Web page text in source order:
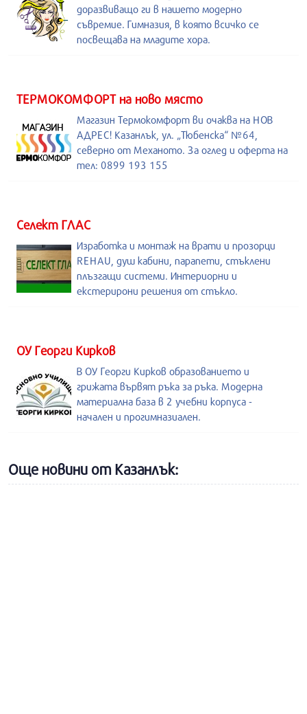
доразвиващо ги в нашето модерно
съвремие. Гимназия, в която всичко се
посвещава на младите хора.
ТЕРМОКОМФОРТ на ново място
Магазин Термокомфорт ви очаква на НОВ
АДРЕС! Казанлък, ул. „Тюбенска“ №64,
северно от Механото. За оглед и оферта на
тел: 0899 193 155
Селект ГЛАС
Изработка и монтаж на врати и прозорци
REHAU, душ кабини, парапети, стъклени
плъзгащи системи. Интериорни и
екстерирони решения от стъкло.
ОУ Георги Кирков
В ОУ Георги Кирков образованието и
грижата вървят ръка за ръка. Модерна
материална база в 2 учебни корпуса -
начален и прогимназиален.
Още новини от Казанлък: